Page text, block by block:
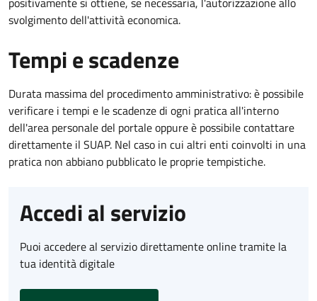
svolgimento dell'attività economica.
Tempi e scadenze
Durata massima del procedimento amministrativo: è possibile
verificare i tempi e le scadenze di ogni pratica all'interno
dell'area personale del portale oppure è possibile contattare
direttamente il SUAP. Nel caso in cui altri enti coinvolti in una
pratica non abbiano pubblicato le proprie tempistiche.
Accedi al servizio
Puoi accedere al servizio direttamente online tramite la
tua identità digitale